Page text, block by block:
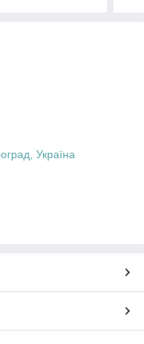
Україна